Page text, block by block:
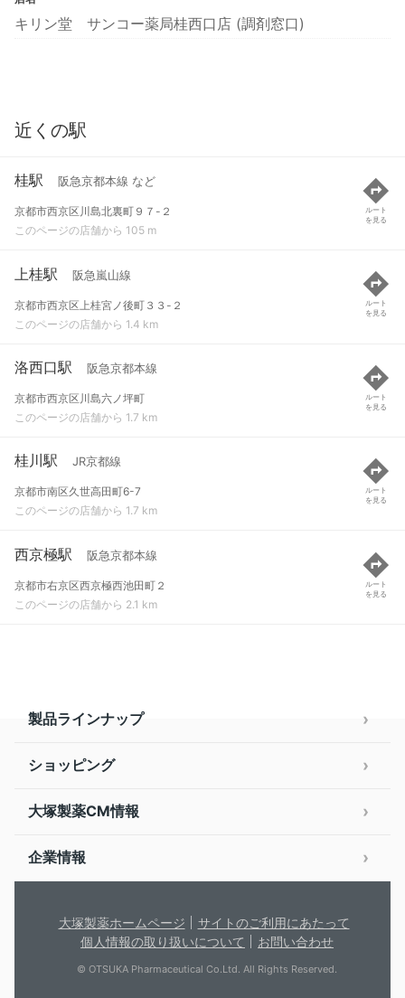
キリン堂 サンコー薬局桂西口店 (調剤窓口)
近くの駅
桂駅 阪急京都本線 など
京都市西京区川島北裏町９７-２
このページの店舗から 105 m
ルート
を見る
上桂駅 阪急嵐山線
京都市西京区上桂宮ノ後町３３-２
このページの店舗から 1.4 km
ルート
を見る
洛西口駅 阪急京都本線
京都市西京区川島六ノ坪町
このページの店舗から 1.7 km
ルート
を見る
桂川駅 JR京都線
京都市南区久世高田町6-7
このページの店舗から 1.7 km
ルート
を見る
西京極駅 阪急京都本線
京都市右京区西京極西池田町２
このページの店舗から 2.1 km
ルート
を見る
製品ラインナップ
ショッピング
大塚製薬CM情報
企業情報
大塚製薬ホームページ
サイトのご利用にあたって
個人情報の取り扱いについて
お問い合わせ
© OTSUKA Pharmaceutical Co.Ltd. All Rights Reserved.